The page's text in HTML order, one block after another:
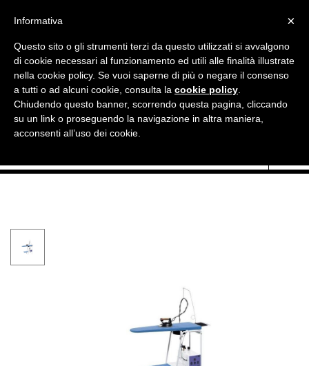

Currency: EUR € 
×
Informativa
Questo sito o gli strumenti terzi da questo utilizzati si avvalgono
di cookie necessari al funzionamento ed utili alle finalità illustrate
nella cookie policy. Se vuoi saperne di più o negare il consenso
a tutti o ad alcuni cookie, consulta la cookie policy
Chiudendo questo banner, scorrendo questa pagina, cliccando
su un link o proseguendo la navigazione in altra maniera,
acconsenti all’uso dei cookie.